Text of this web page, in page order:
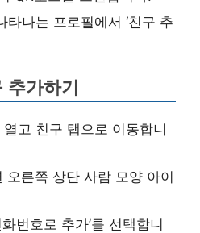
타나는 프로필에서 ‘친구 추
가하기
열고 친구 탭으로 이동합니
오른쪽 상단 사람 모양 아이
화번호로 추가’를 선택합니